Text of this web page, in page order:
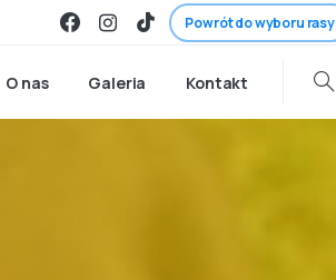
Powrót do wyboru rasy
O nas Galeria Kontakt